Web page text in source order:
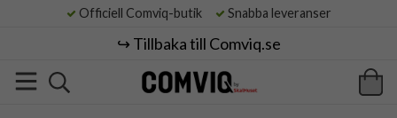
Officiell Comviq-butik Snabba leveranser
↪️ Tillbaka till Comviq.se